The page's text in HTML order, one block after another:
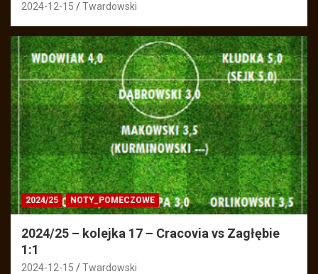
2024-12-15 Twardowski
2024/25 NOTY_POMECZOWE
2024/25 – kolejka 17 – Cracovia vs Zagłębie
1:1
2024-12-15 Twardowski